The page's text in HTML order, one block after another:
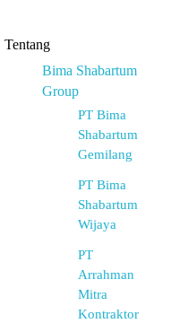
Tentang
Bima Shabartum
Group
PT Bima
Shabartum
Gemilang
PT Bima
Shabartum
Wijaya
PT
Arrahman
Mitra
Kontraktor